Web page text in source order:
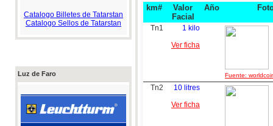
Catalogo Billetes de Tatarstan
Catalogo Sellos de Tatarstan
Luz de Faro
km#
Valor
Facial
Año
Tn1
1 kilo
Ver ficha
Fuente:
Tn2
10 litres
Ver ficha